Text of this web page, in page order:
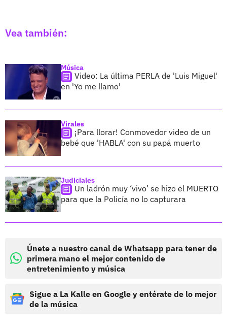
Vea también:
Música
Video: La última PERLA de 'Luis Miguel'
en 'Yo me llamo'
Virales
¡Para llorar! Conmovedor video de un
bebé que 'HABLA' con su papá muerto
Judiciales
Un ladrón muy ‘vivo’ se hizo el MUERTO
para que la Policía no lo capturara
Únete a nuestro canal de Whatsapp para tener de
primera mano el mejor contenido de
entretenimiento y música
Sigue a La Kalle en Google y entérate de lo mejor
de la música